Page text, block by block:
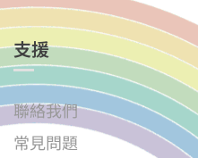
支援
聯絡我們
常見問題